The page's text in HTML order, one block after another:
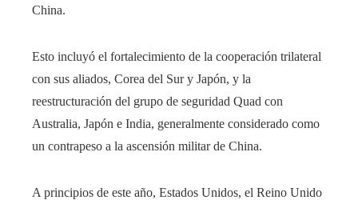
China.
Esto incluyó el fortalecimiento de la cooperación trilateral
con sus aliados, Corea del Sur y Japón, y la
reestructuración del grupo de seguridad Quad con
Australia, Japón e India, generalmente considerado como
un contrapeso a la ascensión militar de China.
A principios de este año, Estados Unidos, el Reino Unido